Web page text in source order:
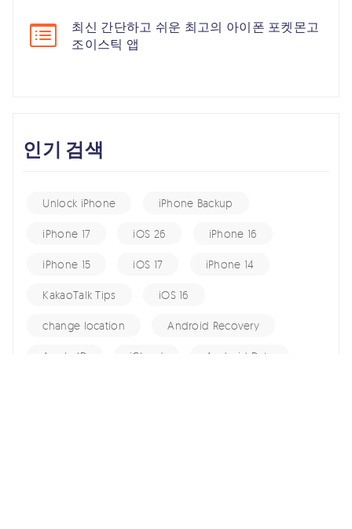
최신 간단하고 쉬운 최고의 아이폰 포켓몬고
조이스틱 앱
인기 검색
Unlock iPhone iPhone Backup
iPhone 17 iOS 26 iPhone 16
iPhone 15 iOS 17 iPhone 14
KakaoTalk Tips iOS 16
change location Android Recovery
Apple ID iCloud Android Data